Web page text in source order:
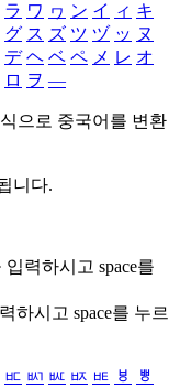
ラ ワ ヮ ン イ ィ キ
グ ス ズ ツ ヅ ッ ヌ
デ ヘ ベ ペ メ レ オ
ロ ヲ ―
으로 중국어를 변환
니다.
입력하시고 space를
하시고 space를 누르
ㅳ ㅴ ㅵ ㅶ ㅷ ㅸ
ㅹ